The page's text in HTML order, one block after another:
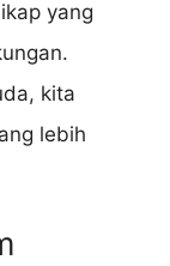
yang
kita
lebih